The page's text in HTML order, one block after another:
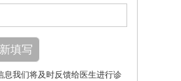
息我们将及时反馈给医生进行诊